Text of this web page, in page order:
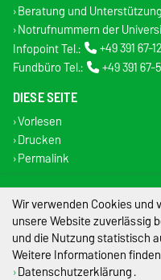
Beratung und Unterstützung
Notrufnummern der
Infopoint Tel.:
+49 391 67-
Fundbüro Tel.:
+49 391
DIESE SEITE
Vorlesen
Drucken
Permalink
Wir verwenden Cookies und
unsere Website zuverlässig
und die Nutzung statistisch
Weitere Informationen
Datenschutzerklärung.